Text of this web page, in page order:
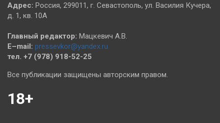
Адрес: Россия, 299011, г. Севастополь, ул. Василия Кучера,
д. 1, кв. 10А
Главный редактор: Мацкевич А.В.
E–mail: pressevkor@yandex.ru
тел. +7 (978) 918-52-25
Все публикации защищены авторским правом.
18+